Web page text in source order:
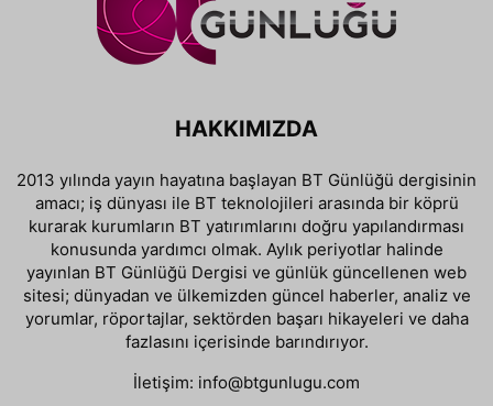
HAKKIMIZDA
2013 yılında yayın hayatına başlayan BT Günlüğü dergisinin
amacı; iş dünyası ile BT teknolojileri arasında bir köprü
kurarak kurumların BT yatırımlarını doğru yapılandırması
konusunda yardımcı olmak. Aylık periyotlar halinde
yayınlan BT Günlüğü Dergisi ve günlük güncellenen web
sitesi; dünyadan ve ülkemizden güncel haberler, analiz ve
yorumlar, röportajlar, sektörden başarı hikayeleri ve daha
fazlasını içerisinde barındırıyor.
İletişim: info@btgunlugu.com